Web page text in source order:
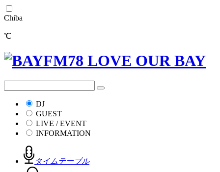
Chiba
℃
DJ
GUEST
LIVE / EVENT
INFORMATION
タイムテーブル